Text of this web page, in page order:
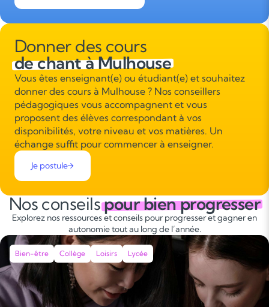
Donner des cours
de chant à Mulhouse
Vous êtes enseignant(e) ou étudiant(e) et souhaitez
donner des cours à Mulhouse ? Nos conseillers
pédagogiques vous accompagnent et vous
proposent des élèves correspondant à vos
disponibilités, votre niveau et vos matières. Un
échange suffit pour commencer à enseigner.
Je postule
Nos conseilspour bien progresser
Explorez nos ressources et conseils pour progresser et gagner en
autonomie tout au long de l’année.
Bien-être Collège Loisirs Lycée